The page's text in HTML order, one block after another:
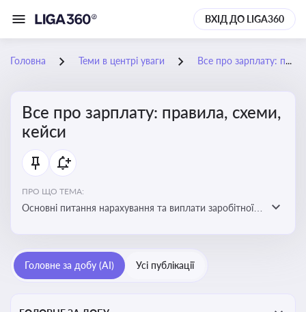
ВХІД ДО LIGA360
Головна Теми в центрі уваги Все про зарплату: правила, схеми, кейси
Все про зарплату: правила, схеми,
кейси
ПРО ЩО ТЕМА:
Основні питання нарахування та виплати заробітної
інформації про можливі схеми зловживань
Головне за добу (AI) Усі публікації